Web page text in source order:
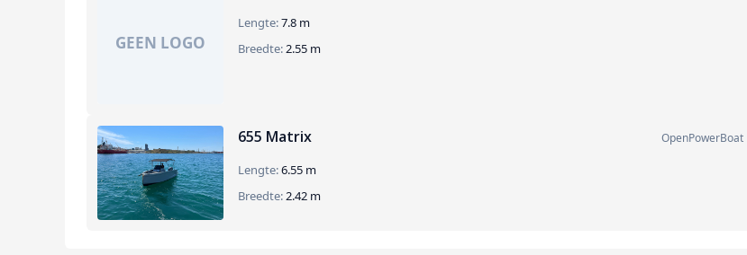
Lengte:7.8 m
Breedte:2.55 m
655 Matrix OpenPowerBoat
Lengte:6.55 m
Breedte:2.42 m